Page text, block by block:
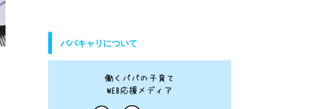
パパキャリについて